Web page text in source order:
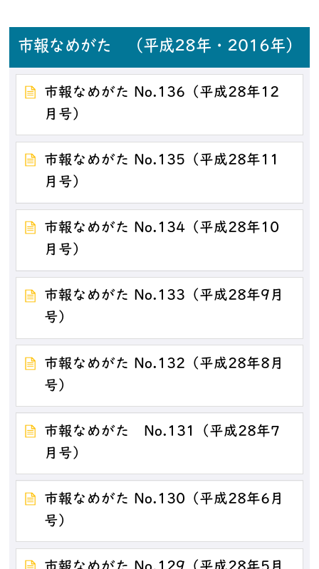
市報なめがた （平成28年・2016年）
市報なめがた No.136（平成28年12
月号）
市報なめがた No.135（平成28年11
月号）
市報なめがた No.134（平成28年10
月号）
市報なめがた No.133（平成28年9月
号）
市報なめがた No.132（平成28年8月
号）
市報なめがた No.131（平成28年7
月号）
市報なめがた No.130（平成28年6月
号）